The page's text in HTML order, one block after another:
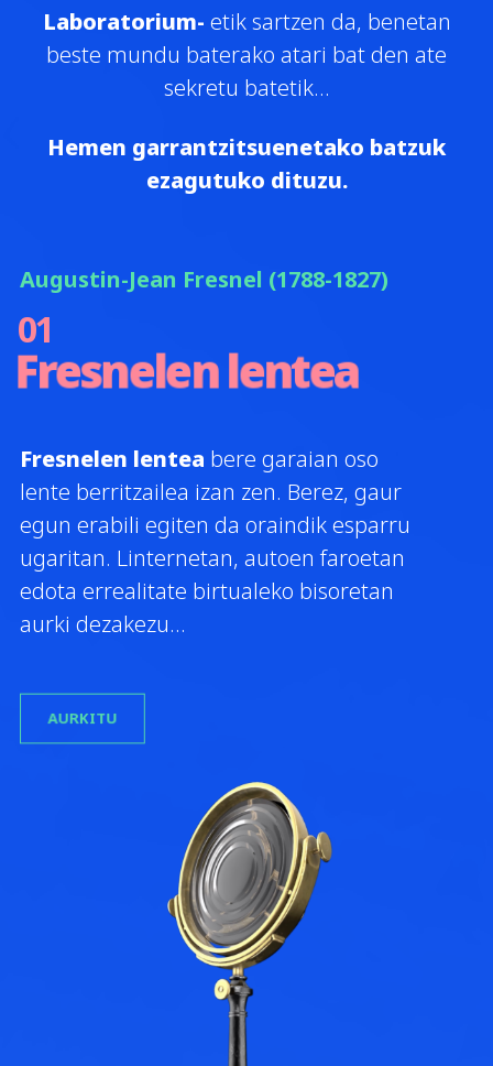
Laboratorium- etik sartzen da, benetan
beste mundu baterako atari bat den ate
sekretu batetik…
Hemen garrantzitsuenetako batzuk
ezagutuko dituzu.
Augustin-Jean Fresnel (1788-1827)
01
Fresnelenlentea
Fresnelen lentea bere garaian oso
lente berritzailea izan zen. Berez, gaur
egun erabili egiten da oraindik esparru
ugaritan. Linternetan, autoen faroetan
edota errealitate birtualeko bisoretan
aurki dezakezu…
AURKITU